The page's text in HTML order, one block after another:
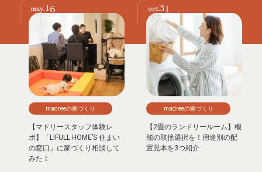
may. 16
2024
madreeの家づくり
【マドリースタッフ体験レ
ポ】「LIFULL HOME’S 住まい
の窓口」に家づくり相談して
みた！
oct. 31
2023
madreeの家づくり
【2畳のランドリールーム】機
能の取捨選択を！用途別の配
置見本を3つ紹介